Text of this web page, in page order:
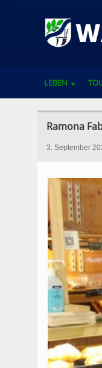
LEBEN
Ramona
3. September